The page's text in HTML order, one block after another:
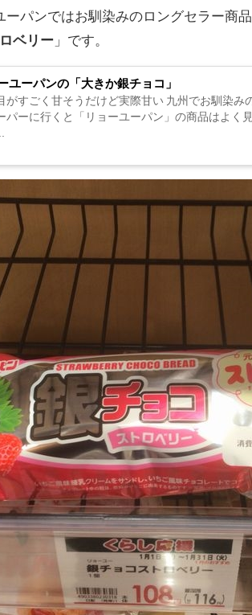
ーパンではお馴染みのロングセラー商品
ベリー 」です。
ユーパンの「大きか銀チョコ」
がすごく甘そうだけど実際甘い 九州でお馴染
パーに行くと「リョーユーパン」の商品はよく